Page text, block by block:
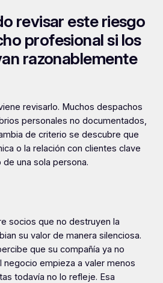
revisar este riesgo
profesional si los
razonablemente
revisarlo. Muchos despachos
personales no documentados,
de criterio se descubre que
o la relación con clientes clave
una sola persona.
socios que no destruyen la
su valor de manera silenciosa.
que su compañía ya no
negocio empieza a valer menos
todavía no lo refleje. Esa